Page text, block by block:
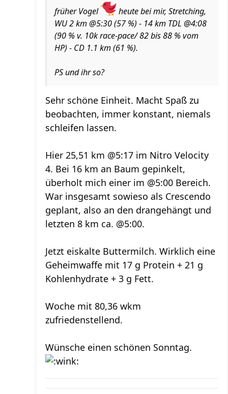
früher Vogel
heute bei mir, Stretching,
WU 2 km @5:30 (57 %) - 14 km TDL @4:08
(90 % v. 10k race-pace/ 82 bis 88 % vom
HP) - CD 1.1 km (61 %).
PS und ihr so?
Sehr schöne Einheit. Macht Spaß zu
beobachten, immer konstant, niemals
schleifen lassen.
Hier 25,51 km @5:17 im Nitro Velocity
4. Bei 16 km an Baum gepinkelt,
überholt mich einer im @5:00 Bereich.
War insgesamt sowieso als Crescendo
geplant, also an den drangehängt und
letzten 8 km ca. @5:00.
Jetzt eiskalte Buttermilch. Wirklich eine
Geheimwaffe mit 17 g Protein + 21 g
Kohlenhydrate + 3 g Fett.
Woche mit 80,36 wkm
zufriedenstellend.
Wünsche einen schönen Sonntag.